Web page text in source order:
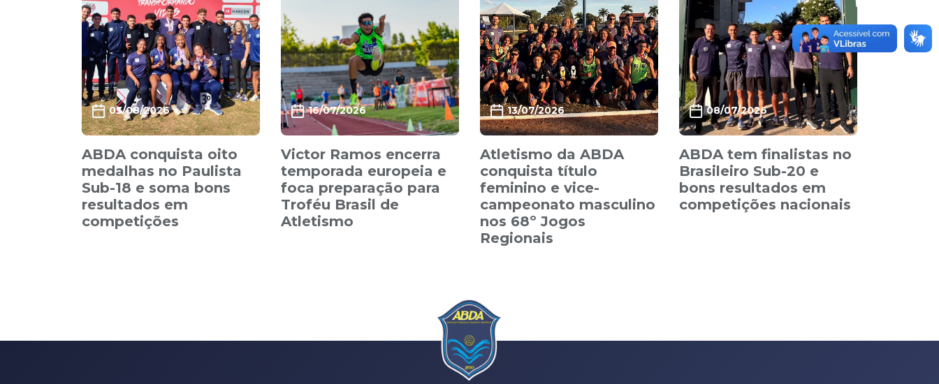
03/08/2026
ABDA conquista oito
medalhas no Paulista
Sub-18 e soma bons
resultados em
competições
16/07/2026
Victor Ramos encerra
temporada europeia e
foca preparação para
Troféu Brasil de
Atletismo
13/07/2026
Atletismo da ABDA
conquista título
feminino e vice-
campeonato masculino
nos 68º Jogos
Regionais
08/07/2026
ABDA tem finalistas no
Brasileiro Sub-20 e
bons resultados em
competições nacionais